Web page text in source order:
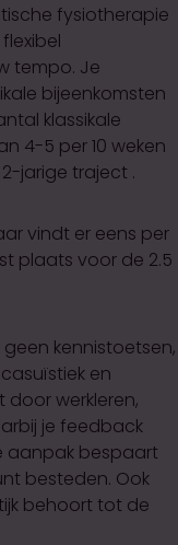
fysiotherapie
tempo. Je
bijeenkomsten
klassikale
4-5 per 10 weken
jarige traject .
vindt er eens per
plaats voor de 2.5
kennistoetsen,
en
door werkleren,
je feedback
aanpak bespaart
besteden. Ook
behoort tot de